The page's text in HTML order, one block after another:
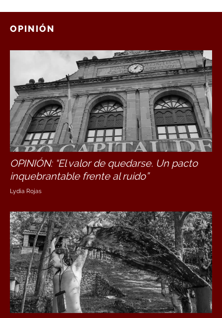
OPINIÓN
OPINIÓN: “El valor de quedarse. Un pacto
inquebrantable frente al ruido”
Lydia Rojas